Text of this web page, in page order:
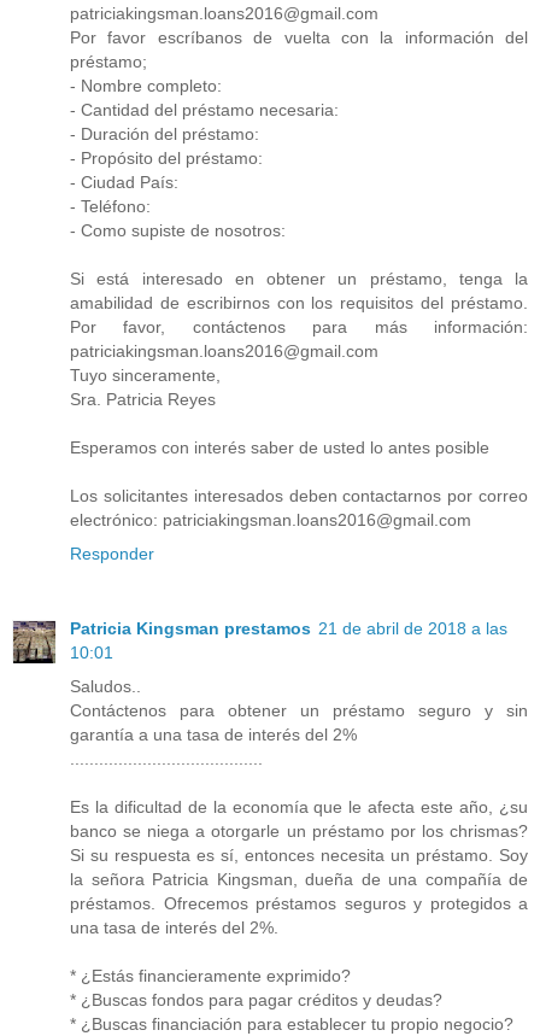
patriciakingsman.loans2016@gmail.com
Por favor escríbanos de vuelta con la información del
préstamo;
- Nombre completo:
- Cantidad del préstamo necesaria:
- Duración del préstamo:
- Propósito del préstamo:
- Ciudad País:
- Teléfono:
- Como supiste de nosotros:
Si está interesado en obtener un préstamo, tenga la
amabilidad de escribirnos con los requisitos del préstamo.
Por favor, contáctenos para más información:
patriciakingsman.loans2016@gmail.com
Tuyo sinceramente,
Sra. Patricia Reyes
Esperamos con interés saber de usted lo antes posible
Los solicitantes interesados ​​deben contactarnos por correo
electrónico: patriciakingsman.loans2016@gmail.com
Responder
Patricia Kingsman prestamos 21 de abril de 2018 a las
10:01
Saludos..
Contáctenos para obtener un préstamo seguro y sin
garantía a una tasa de interés del 2%
Es la dificultad de la economía que le afecta este año, ¿su
banco se niega a otorgarle un préstamo por los chrismas?
Si su respuesta es sí, entonces necesita un préstamo. Soy
la señora Patricia Kingsman, dueña de una compañía de
préstamos. Ofrecemos préstamos seguros y protegidos a
una tasa de interés del 2%.
* ¿Estás financieramente exprimido?
* ¿Buscas fondos para pagar créditos y deudas?
* ¿Buscas financiación para establecer tu propio negocio?